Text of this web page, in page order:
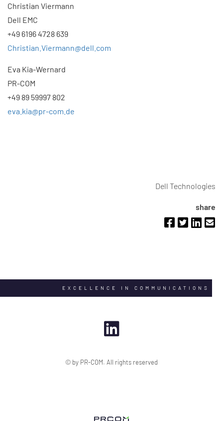
Christian Viermann
Dell EMC
+49 6196 4728 639
Christian.Viermann@dell.com
Eva Kia-Wernard
PR-COM
+49 89 59997 802
eva.kia@pr-com.de
Dell Technologies
share
EXCELLENCE IN COMMUNICATIONS
© by PR-COM. All rights reserved